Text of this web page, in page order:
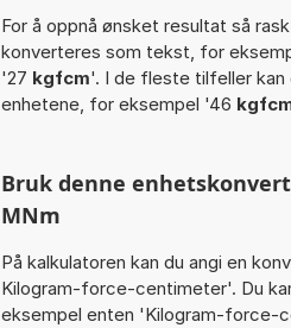
For å oppnå ønsket resultat så
konverteres som tekst, for
'27 kgfcm'. I de fleste tilfeller
enhetene, for eksempel '46
Bruk denne
MNm
På kalkulatoren kan du angi en
Kilogram-force-centimeter'. Du
eksempel enten 'Kilogram-force-